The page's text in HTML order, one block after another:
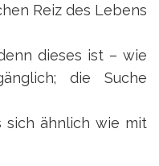
Reiz des Lebens
dieses ist – wie
die Suche
sich ähnlich wie mit